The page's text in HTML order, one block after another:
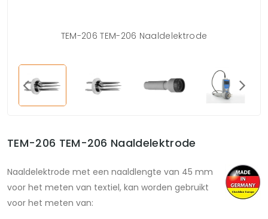
TEM-206 TEM-206 Naaldelektrode
TEM-206 TEM-206 Naaldelektrode
Naaldelektrode met een naaldlengte van 45 mm
voor het meten van textiel, kan worden gebruikt
voor het meten van: